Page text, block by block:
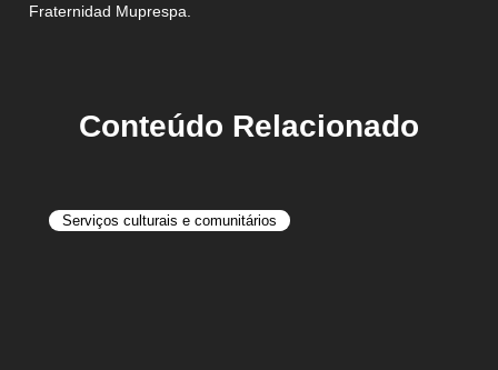
Fraternidad Muprespa.
Conteúdo Relacionado
Serviços culturais e comunitários